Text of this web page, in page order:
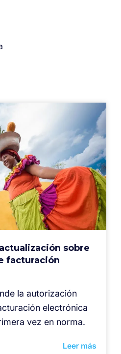
sobre
facturación
la autorización
electrónica
vez en norma.
Leer más